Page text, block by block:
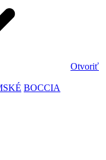
Otvoriť
BOCCIA